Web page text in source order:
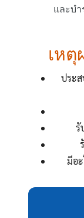
และบ
เหตุ
ประ
รั
มีอ